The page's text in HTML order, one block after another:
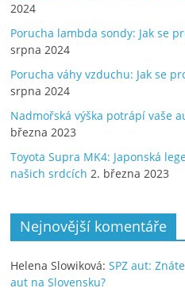
2024
Porucha lambda sondy: Jak se
srpna 2024
Porucha váhy vzduchu: Jak se
srpna 2024
Nadmořská výška potrápí vaše
března 2023
Toyota Supra MK4: Japonská
našich srdcích 2. března 2023
Nejnovější komentáře
Helena Slowiková:SPZ aut:
aut na Slovensku?